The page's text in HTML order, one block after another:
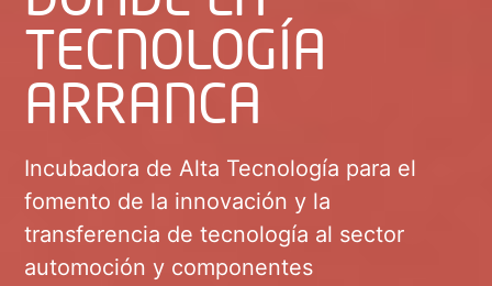
TECNOLOGÍA
ARRANCA
Incubadora de Alta Tecnología para el
fomento de la innovación y la
transferencia de tecnología al sector
automoción y componentes